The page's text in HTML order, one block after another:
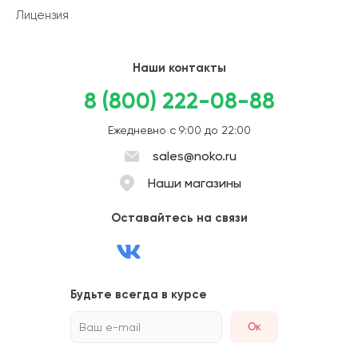
Лицензия
Наши контакты
8 (800) 222-08-88
Ежедневно с 9:00 до 22:00
sales@noko.ru
Наши магазины
Оставайтесь на связи
Будьте всегда в курсе
Ваш e-mail